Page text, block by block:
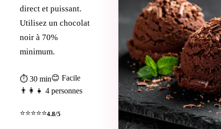
direct et puissant.
Utilisez un chocolat
noir à 70%
minimum.
⏱ 30 min😊 Facile
👨‍👩‍👧 4 personnes
⭐⭐⭐⭐⭐4.8/5